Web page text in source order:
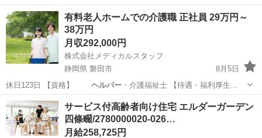
有料老人ホームでの介護職 正社員 29万円～
38万円
月収292,000円
株式会社メディカルスタッフ
静岡県 磐田市
8月5日
休日123日 【資格】 ヘルパー ・介護福祉士 【待遇・福利厚生…
静岡 磐田市 介護士 ヘルパー
サービス付高齢者向け住宅 エルダーガーデン
四條畷/2780000020-026…
月給258,725円